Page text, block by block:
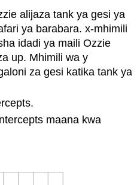
alijaza tank ya gesi ya
ya barabara. x-mhimili
idadi ya maili Ozzie
up. Mhimili wa y
za gesi katika tank ya
maana kwa